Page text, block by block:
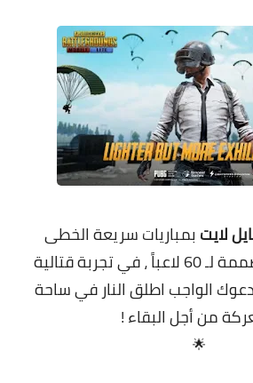
كوميدي
معلومات عامة
لايت بمباريات سريعة الخطى
وخريطة أصغر مصممة لـ 60 لاعباً ، في تجربة قتالية
الواجب اطلق النار في ساحة
من أجل البقاء !
🌟